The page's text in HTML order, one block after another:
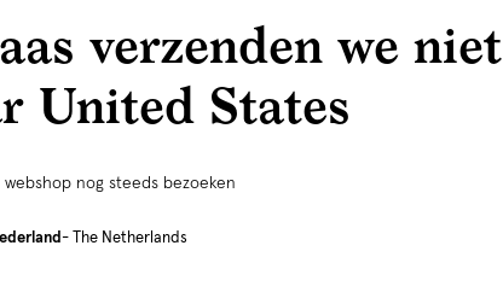
verzenden we niet
United States
nog steeds bezoeken
- The Netherlands